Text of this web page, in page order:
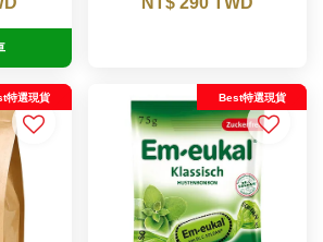
特選現貨 Best特選現貨